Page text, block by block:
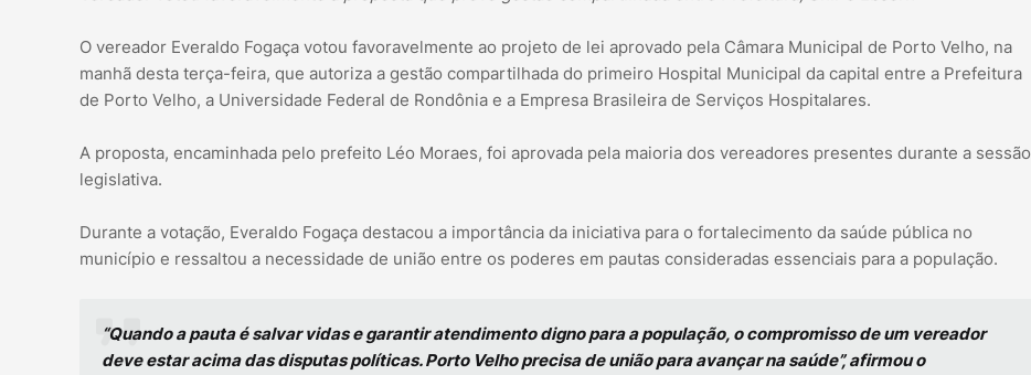
O vereador Everaldo Fogaça votou favoravelmente ao projeto de lei aprovado pela Câmara Municipal de Porto Velho, na
manhã desta terça-feira, que autoriza a gestão compartilhada do primeiro Hospital Municipal da capital entre a Prefeitura
de Porto Velho, a Universidade Federal de Rondônia e a Empresa Brasileira de Serviços Hospitalares.
A proposta, encaminhada pelo prefeito Léo Moraes, foi aprovada pela maioria dos vereadores presentes durante a sessão
legislativa.
Durante a votação, Everaldo Fogaça destacou a importância da iniciativa para o fortalecimento da saúde pública no
município e ressaltou a necessidade de união entre os poderes em pautas consideradas essenciais para a população.
“Quando a pauta é salvar vidas e garantir atendimento digno para a população, o compromisso de um vereador
deve estar acima das disputas políticas. Porto Velho precisa de união para avançar na saúde”, afirmou o